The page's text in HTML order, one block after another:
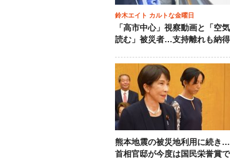
鈴木エイト カルトな金曜日
「高市中心」視察動画と「空気
読む」被災者…支持離れも納得
熊本地震の被災地利用に続き…
首相官邸が今度は国民栄誉賞で